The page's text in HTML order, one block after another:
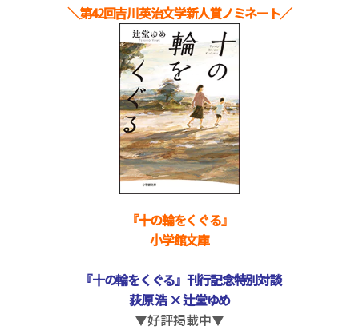
＼第42回吉川英治文学新人賞ノミネート／
『十の輪をくぐる』
小学館文庫
『十の輪をくぐる』刊行記念特別対談
荻原 浩 × 辻堂ゆめ
▼好評掲載中▼